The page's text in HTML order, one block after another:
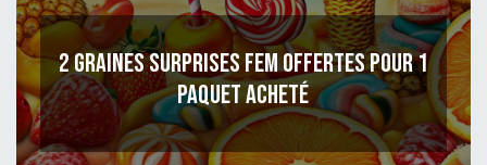
2 graines surprises fem offertes pour 1
paquet acheté